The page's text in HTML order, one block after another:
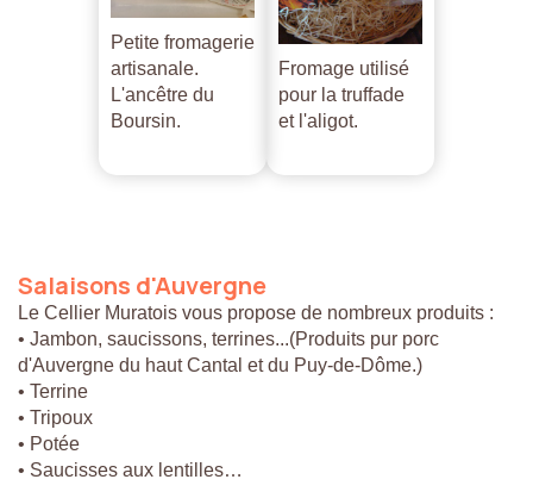
Petite fromagerie
artisanale.
L'ancêtre du
Boursin.
Fromage utilisé
pour la truffade
et l'aligot.
Salaisons d'Auvergne
Le Cellier Muratois vous propose de nombreux produits :
• Jambon, saucissons, terrines...(Produits pur porc
d'Auvergne du haut Cantal et du Puy-de-Dôme.)
• Terrine
• Tripoux
• Potée
• Saucisses aux lentilles…